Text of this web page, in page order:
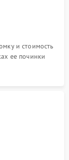
и стоимость
ее починки